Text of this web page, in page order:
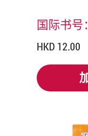
国际书号
HKD 12.00